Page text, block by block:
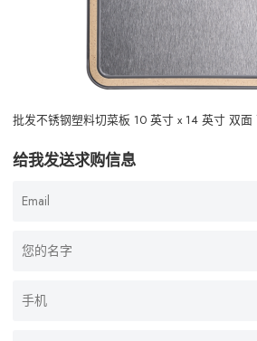
批发不锈钢塑料切菜板 10 英寸 x 14 英寸 双
给我发送求购信息